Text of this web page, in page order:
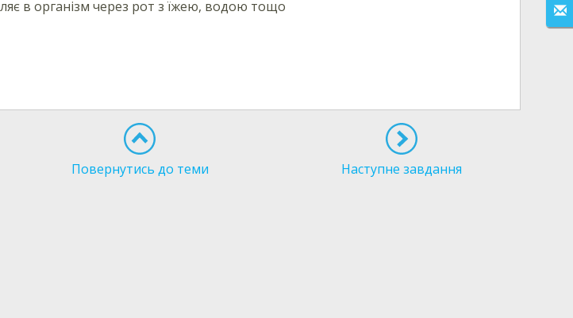
в організм через рот з їжею, водою тощо
Повернутись до теми Наступне завдання